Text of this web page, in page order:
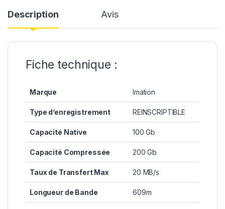
Description Avis
Fiche technique :
Marque Imation
Type d’enregistrement REINSCRIPTIBLE
Capacité Native 100 Gb
Capacité Compressée 200 Gb
Taux de Transfert Max 20 MB/s
Longueur de Bande 609m